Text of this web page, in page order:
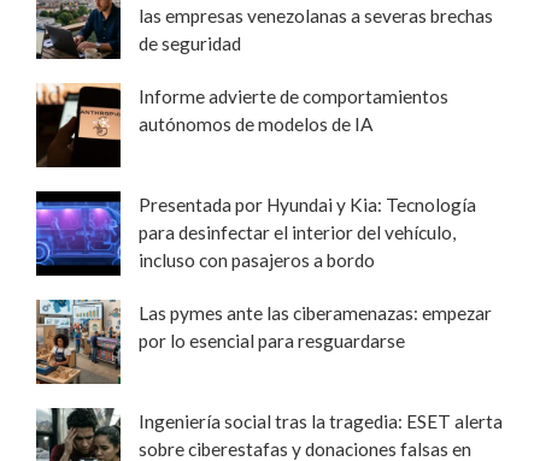
las empresas venezolanas a severas brechas
de seguridad
Informe advierte de comportamientos
autónomos de modelos de IA
Presentada por Hyundai y Kia: Tecnología
para desinfectar el interior del vehículo,
incluso con pasajeros a bordo
Las pymes ante las ciberamenazas: empezar
por lo esencial para resguardarse
Ingeniería social tras la tragedia: ESET alerta
sobre ciberestafas y donaciones falsas en